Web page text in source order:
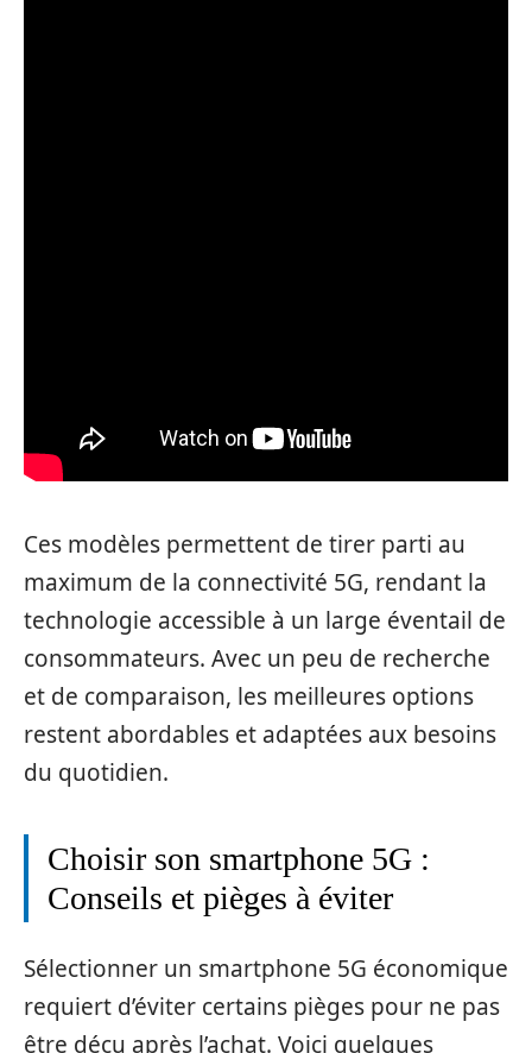
Ces modèles permettent de tirer parti au
maximum de la connectivité 5G, rendant la
technologie accessible à un large éventail de
consommateurs. Avec un peu de recherche
et de comparaison, les meilleures options
restent abordables et adaptées aux besoins
du quotidien.
Choisir son smartphone 5G :
Conseils et pièges à éviter
Sélectionner un smartphone 5G économique
requiert d’éviter certains pièges pour ne pas
être déçu après l’achat. Voici quelques